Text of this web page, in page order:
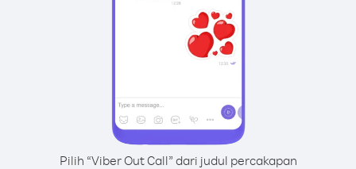
Pilih “Viber Out Call” dari judul percakapan